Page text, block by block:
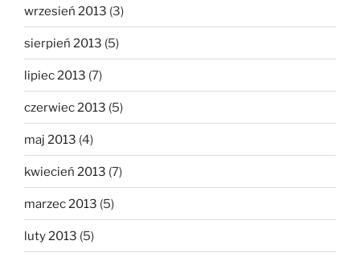
wrzesień 2013 (3)
sierpień 2013 (5)
lipiec 2013 (7)
czerwiec 2013 (5)
maj 2013 (4)
kwiecień 2013 (7)
marzec 2013 (5)
luty 2013 (5)